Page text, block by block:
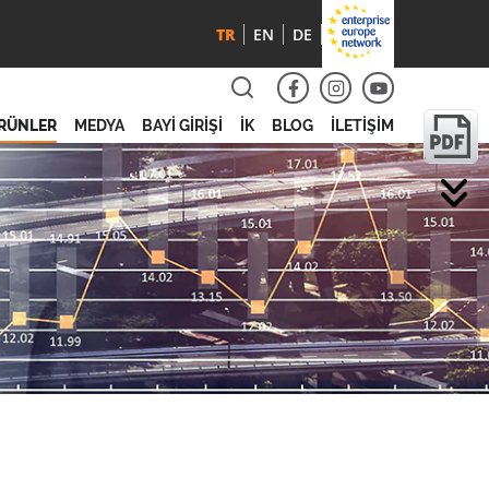
TR EN DE
MEDYA BAYİ GİRİŞİ İK BLOG İLETİŞİM